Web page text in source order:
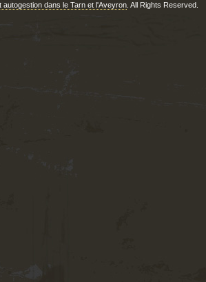
autogestion dans le Tarn et l'Aveyron . All Rights Reserved.